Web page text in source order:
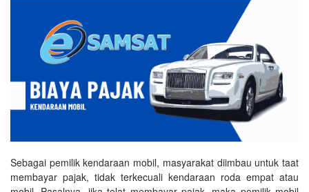
Sebagai pemilik kendaraan mobil, masyarakat diimbau untuk taat
membayar pajak, tidak terkecuali kendaraan roda empat atau